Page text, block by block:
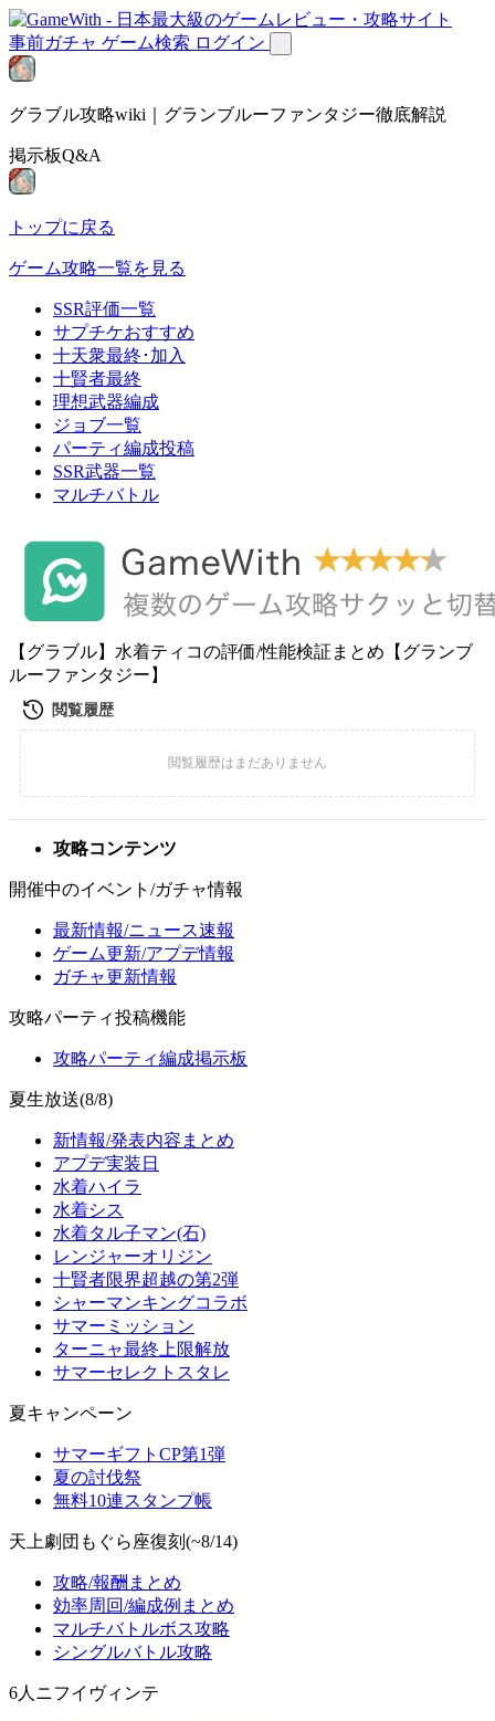
事前ガチャ ゲーム検索 ログイン
グラブル攻略wiki｜グランブルーファンタジー徹底解説
掲示板Q&A
トップに戻る
ゲーム攻略一覧を見る
SSR評価一覧
サプチケおすすめ
十天衆最終･加入
十賢者最終
理想武器編成
ジョブ一覧
パーティ編成投稿
SSR武器一覧
マルチバトル
【グラブル】水着ティコの評価/性能検証まとめ【グランブ
ルーファンタジー】
攻略コンテンツ
開催中のイベント/ガチャ情報
最新情報/ニュース速報
ゲーム更新/アプデ情報
ガチャ更新情報
攻略パーティ投稿機能
攻略パーティ編成掲示板
夏生放送(8/8)
新情報/発表内容まとめ
アプデ実装日
水着ハイラ
水着シス
水着タル子マン(石)
レンジャーオリジン
十賢者限界超越の第2弾
シャーマンキングコラボ
サマーミッション
ターニャ最終上限解放
サマーセレクトスタレ
夏キャンペーン
サマーギフトCP第1弾
夏の討伐祭
無料10連スタンプ帳
天上劇団もぐら座復刻(~8/14)
攻略/報酬まとめ
効率周回/編成例まとめ
マルチバトルボス攻略
シングルバトル攻略
6人ニフイヴィンテ